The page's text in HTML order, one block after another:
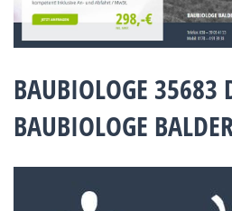
BAUBIOLOGE 35683
BAUBIOLOGE